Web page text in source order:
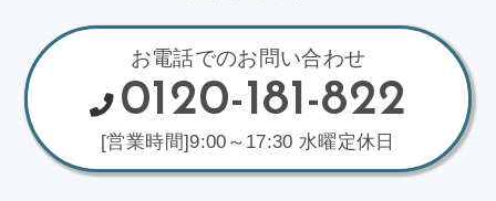
お電話でのお問い合わせ
0120-181-822
[営業時間]9:00～17:30 水曜定休日